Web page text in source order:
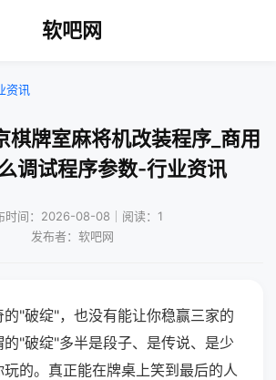
软吧网
资讯
棋牌室麻将机改装程序_商用
调试程序参数-行业资讯
时间：2026-08-08｜阅读：1
发布者：软吧网
"破绽"，也没有能让你稳赢三家的
"破绽"多半是段子、是传说、是少
的。真正能在牌桌上笑到最后的人